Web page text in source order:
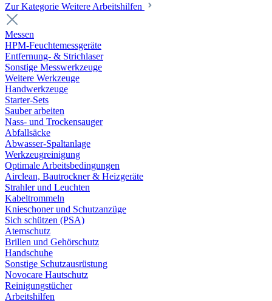
Zur Kategorie Weitere Arbeitshilfen
Messen
HPM-Feuchtemessgeräte
Entfernung- & Strichlaser
Sonstige Messwerkzeuge
Weitere Werkzeuge
Handwerkzeuge
Starter-Sets
Sauber arbeiten
Nass- und Trockensauger
Abfallsäcke
Abwasser-Spaltanlage
Werkzeugreinigung
Optimale Arbeitsbedingungen
Airclean, Bautrockner & Heizgeräte
Strahler und Leuchten
Kabeltrommeln
Knieschoner und Schutzanzüge
Sich schützen (PSA)
Atemschutz
Brillen und Gehörschutz
Handschuhe
Sonstige Schutzausrüstung
Novocare Hautschutz
Reinigungstücher
Arbeitshilfen